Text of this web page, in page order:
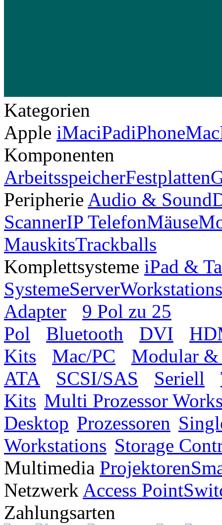
Kategorien
Apple iMaciPadiPhone
Komponenten
ArbeitsspeicherFestplatten
Peripherie Audio & Sound
ScannerIP TelefonMäuse
MauskitsTrackballs
Komplettsysteme iPad &
SystemeServerWorkstations
Adapter
9 Pol zu 25
Pol
Bluetooth DVI
Kits
Mac/PC
Modular
ATA
SCSI/SAS Seriell
Kits Multi Prozessor
Desktop Prozessoren
Workstations Storage
Multimedia Projektoren
Netzwerk Access Point
Zahlungsarten